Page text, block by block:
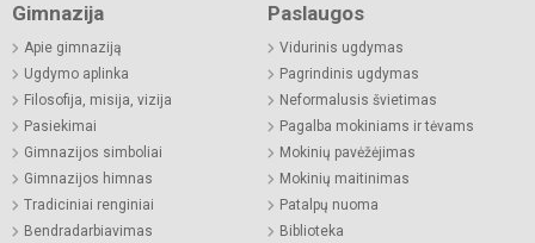
Gimnazija
Apie gimnaziją
Ugdymo aplinka
Filosofija, misija, vizija
Pasiekimai
Gimnazijos simboliai
Gimnazijos himnas
Tradiciniai renginiai
Bendradarbiavimas
Paslaugos
Vidurinis ugdymas
Pagrindinis ugdymas
Neformalusis švietimas
Pagalba mokiniams ir tėvams
Mokinių pavėžėjimas
Mokinių maitinimas
Patalpų nuoma
Biblioteka